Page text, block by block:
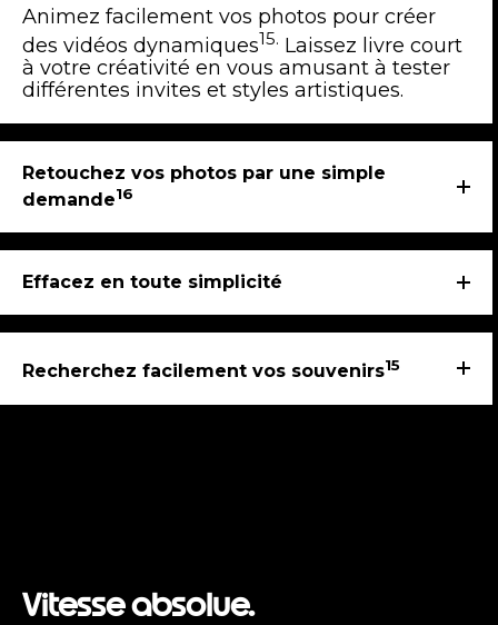
Animez facilement vos photos pour créer
des vidéos dynamiques15. Laissez livre court
à votre créativité en vous amusant à tester
différentes invites et styles artistiques.
Retouchez vos photos par une simple
demande16
Effacez en toute simplicité
Recherchez facilement vos souvenirs15
Vitesse absolue.